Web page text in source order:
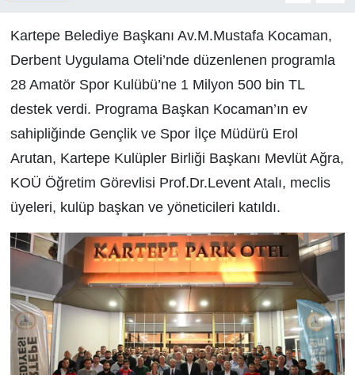
Kartepe Belediye Başkanı Av.M.Mustafa Kocaman,
Derbent Uygulama Oteli’nde düzenlenen programla
28 Amatör Spor Kulübü’ne 1 Milyon 500 bin TL
destek verdi. Programa Başkan Kocaman’ın ev
sahipliğinde Gençlik ve Spor İlçe Müdürü Erol
Arutan, Kartepe Kulüpler Birliği Başkanı Mevlüt Ağra,
KOÜ Öğretim Görevlisi Prof.Dr.Levent Atalı, meclis
üyeleri, kulüp başkan ve yöneticileri katıldı.